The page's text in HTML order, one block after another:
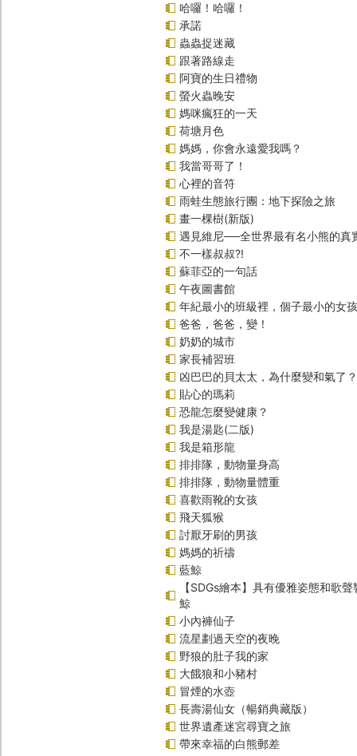
哈囉！哈囉！
承諾
蟲蟲捉迷藏
跟著路線走
阿寶的生日禮物
螢火蟲晚安
媽咪瘋狂的一天
荷塘月色
媽媽，你會永遠愛我嗎？
我當哥哥了！
心裡的音符
雨蛙生態旅行團：地下探險之旅
畫一棵樹(新版)
遇見維尼──全世界最有名小熊的真
不一樣叔叔?!
蘇菲亞的一句話
午夜圖書館
年紀最小的班級裡，個子最小的女
爸爸，爸爸，變！
奶奶的城市
家長補習班
凶巴巴的貝太太，為什麼變和氣了？
貼心的瑪莉
恐龍怎麼變健康？
我是湯匙(二版)
我是箱形龍
排排隊，動物量身高
排排隊，動物量體重
喜歡雨靴的女孩
飛天狐猴
討厭牙刷的男孩
媽媽的祈禱
藍鯨
【SDGs繪本】具有優雅姿態和歌
鯨
小內褲仙子
流星劃過天空的夜晚
野狼的肚子我的家
大餓狼和小豬村
冒煙的水壺
長壽湯仙女（暢銷典藏版）
世界遺產迷宮尋寶之旅
帶來幸福的白熊郵差